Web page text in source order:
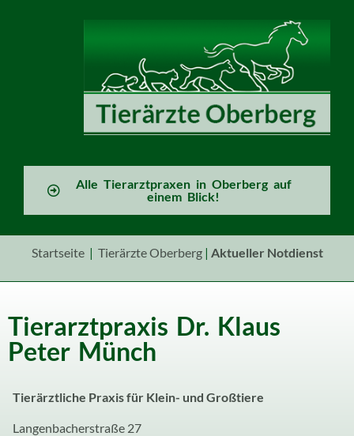
Alle Tierarztpraxen in Oberberg auf
einem Blick!
Startseite| Tierärzte Oberberg| Aktueller Notdienst
Tierarztpraxis Dr. Klaus
Peter Münch
Tierärztliche Praxis für Klein- und Großtiere
Langenbacherstraße 27